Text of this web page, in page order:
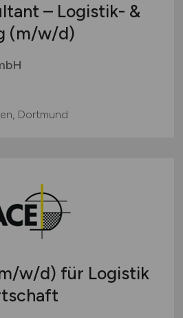
– Logistik- &
(m/w/d)
Dortmund
w/d) für Logistik